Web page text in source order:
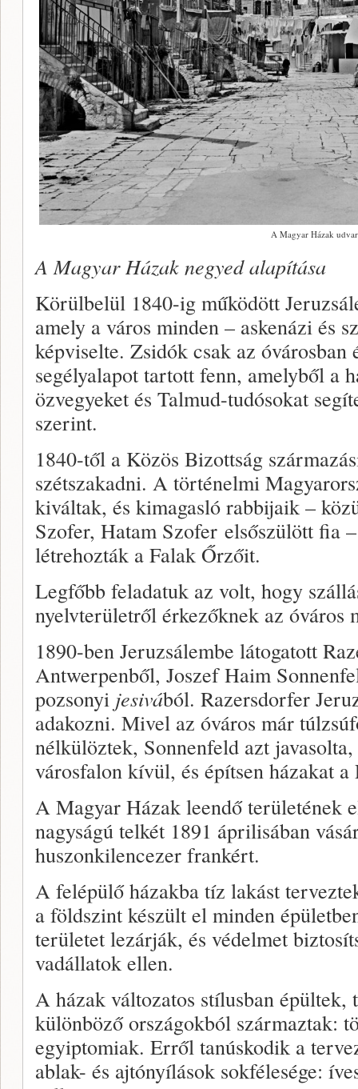
A Magyar Házak
A Magyar Házak negyed alapítása
Körülbelül 1840-ig működött
amely a város minden – askenázi és
képviselte. Zsidók csak az
segélyalapot tartott fenn, amelyből a
özvegyeket és Talmud-tudósokat
szerint.
1840-től a Közös Bizottság
szétszakadni. A történelmi
kiváltak, és kimagasló rabbijaik –
Szofer, Hatam Szofer elsőszülött fia
létrehozták a Falak Őrzőit.
Legfőbb feladatuk az volt, hogy
nyelvterületről érkezőknek az óváros
1890-ben Jeruzsálembe látogatott
Antwerpenből, Joszef Haim
pozsonyi jesivából. Razersdorfer
adakozni. Mivel az óváros már
nélkülöztek, Sonnenfeld azt
városfalon kívül, és építsen házakat
A Magyar Házak leendő területének
nagyságú telkét 1891 áprilisában
huszonkilencezer frankért.
A felépülő házakba tíz lakást
a földszint készült el minden
területet lezárják, és védelmet
vadállatok ellen.
A házak változatos stílusban
különböző országokból származtak:
egyiptomiak. Erről tanúskodik a
ablak- és ajtónyílások sokfélesége: